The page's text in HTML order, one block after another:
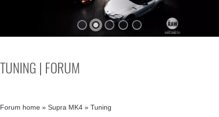
TUNING | FORUM
Forum home » Supra MK4 » Tuning